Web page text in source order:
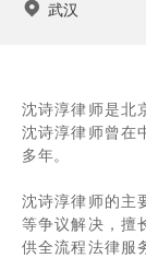
武汉
沈诗淳律师是北
沈诗淳律师曾在
多年。
沈诗淳律师的主
等争议解决，擅
供全流程法律服